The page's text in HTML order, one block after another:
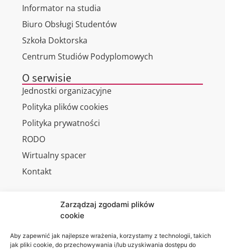
Zarządzaj zgodami plików
cookie
Aby zapewnić jak najlepsze wrażenia, korzystamy z technologii, takich
jak pliki cookie, do przechowywania i/lub uzyskiwania dostępu do
Informator na studia
Biuro Obsługi Studentów
Szkoła Doktorska
Centrum Studiów Podyplomowych
O serwisie
Jednostki organizacyjne
Polityka plików cookies
Polityka prywatności
RODO
Wirtualny spacer
Kontakt
Akademia